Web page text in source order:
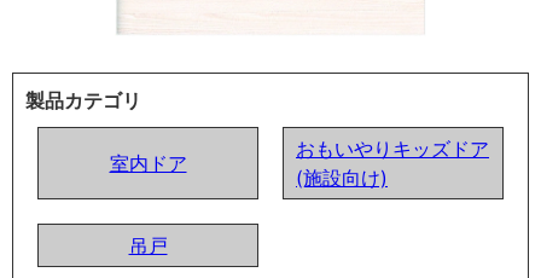
製品カテゴリ
室内ドア
おもいやりキッズドア
(施設向け)
吊戸